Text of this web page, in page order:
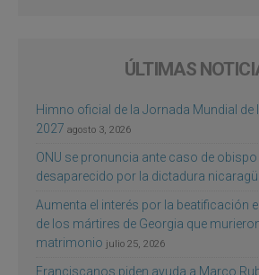
ÚLTIMAS
Himno oficial de la Jornada Mundial de
2027 agosto 3, 2026
ONU se pronuncia ante caso de
desaparecido por la dictadura
Aumenta el interés por la beatificación
de los mártires de Georgia que
matrimonio julio 25, 2026
Franciscanos piden ayuda a Marco